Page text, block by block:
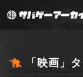
「映画」